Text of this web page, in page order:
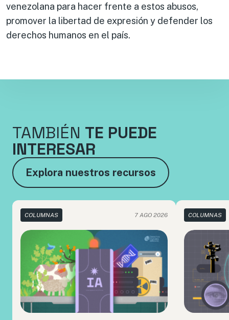
venezolana para hacer frente a estos abusos,
promover la libertad de expresión y defender los
derechos humanos en el país.
TAMBIÉN TE PUEDE
INTERESAR
Explora nuestros recursos
COLUMNAS 7 AGO 2026 COLUMNAS